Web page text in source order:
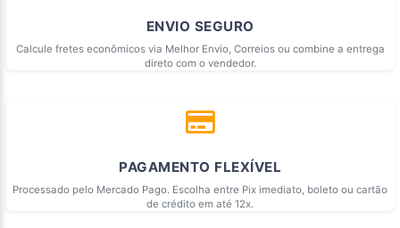
ENVIO SEGURO
Calcule fretes econômicos via Melhor Envio, Correios ou combine a entrega
direto com o vendedor.
PAGAMENTO FLEXÍVEL
Processado pelo Mercado Pago. Escolha entre Pix imediato, boleto ou cartão
de crédito em até 12x.